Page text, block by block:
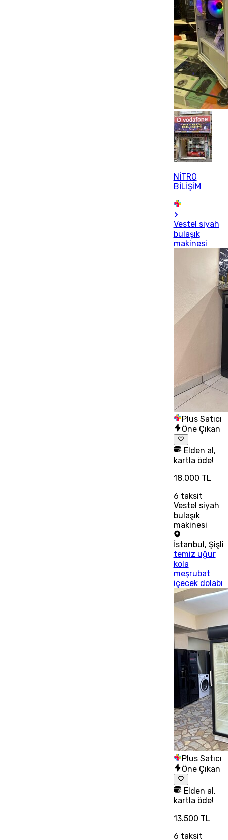
NİTRO
BİLİŞİM
Vestel siyah
bulaşık
makinesi
Plus Satıcı
Öne Çıkan
Elden al,
kartla öde!
18.000 TL
6 taksit
Vestel siyah
bulaşık
makinesi
İstanbul , Şişli
temiz uğur
kola
meşrubat
içecek dolabı
Plus Satıcı
Öne Çıkan
Elden al,
kartla öde!
13.500 TL
6 taksit